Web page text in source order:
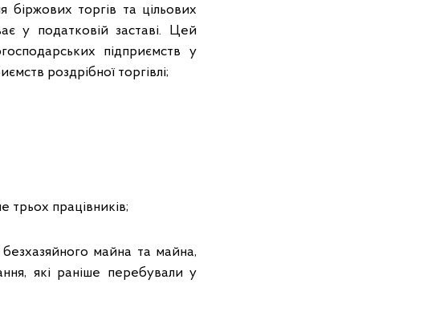
торгів та цільових
у податковій заставі. Цей
підприємств у
роздрібної торгівлі;
трьох працівників;
безхазяйного майна та майна,
які раніше перебували у